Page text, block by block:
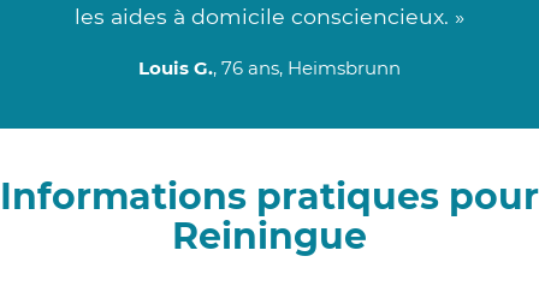
les aides à domicile consciencieux. »
Louis G., 76 ans, Heimsbrunn
Informations pratiques pour
Reiningue